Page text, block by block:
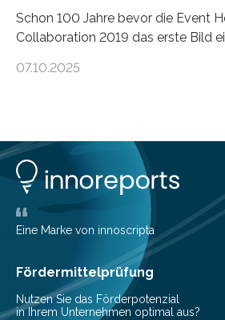
Schon 100 Jahre bevor die Event
Collaboration 2019 das erste Bild
hatte der Astronom Heber Curtis
werden auch von anderen
ausgeschickt. Theoretische
Universität haben jetzt einen
entwickelt, mit dem sie
beschreiben…
07.10.2025
Eine Marke von innoscripta
Fördermittelprüfung
Nutzen Sie das Förderpotenzial
in Ihrem Unternehmen optimal aus?